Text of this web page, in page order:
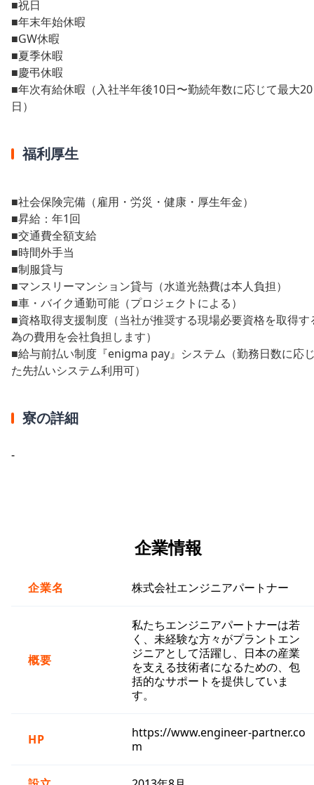
■祝日
■年末年始休暇
■GW休暇
■夏季休暇
■慶弔休暇
■年次有給休暇（入社半年後10日〜勤続年数に応じて最大20
日）
福利厚生
■社会保険完備（雇用・労災・健康・厚生年金）
■昇給：年1回
■交通費全額支給
■時間外手当
■制服貸与
■マンスリーマンション貸与（水道光熱費は本人負担）
■車・バイク通勤可能（プロジェクトによる）
■資格取得支援制度（当社が推奨する現場必要資格を取得す
為の費用を会社負担します）
■給与前払い制度『enigma pay』システム（勤務日数に応
た先払いシステム利用可）
寮の詳細
-
企業情報
企業名 株式会社エンジニアパートナー
概要
私たちエンジニアパートナーは若
く、未経験な方々がプラントエン
ジニアとして活躍し、日本の産業
を支える技術者になるための、包
括的なサポートを提供していま
す。
HP
https://www.engineer-partner.co
m